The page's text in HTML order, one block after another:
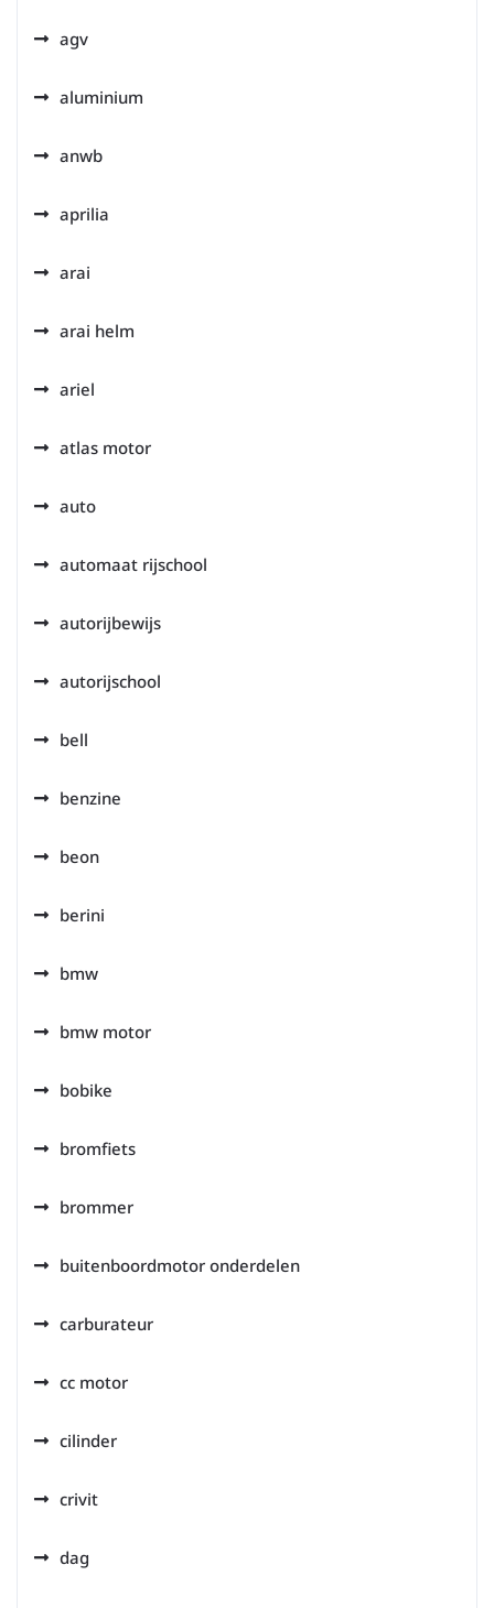
agv
aluminium
anwb
aprilia
arai
arai helm
ariel
atlas motor
auto
automaat rijschool
autorijbewijs
autorijschool
bell
benzine
beon
berini
bmw
bmw motor
bobike
bromfiets
brommer
buitenboordmotor onderdelen
carburateur
cc motor
cilinder
crivit
dag